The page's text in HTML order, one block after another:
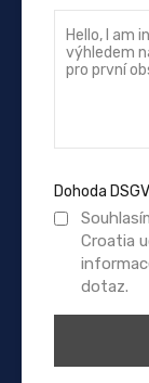
Dohoda
Croatia
dotaz.